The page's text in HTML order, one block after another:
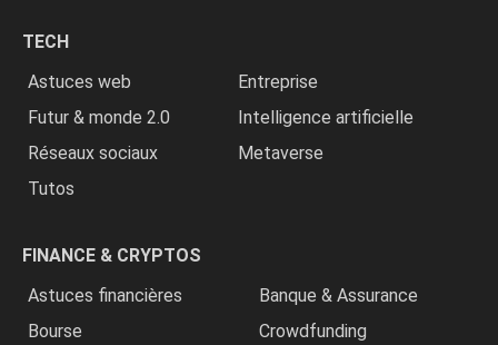
TECH
Astuces web
Entreprise
Futur & monde 2.0
Intelligence artificielle
Réseaux sociaux
Metaverse
Tutos
FINANCE & CRYPTOS
Astuces financières
Banque & Assurance
Bourse
Crowdfunding